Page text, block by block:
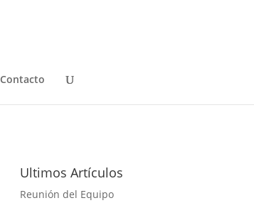
Contacto
Ultimos Artículos
Reunión del Equipo